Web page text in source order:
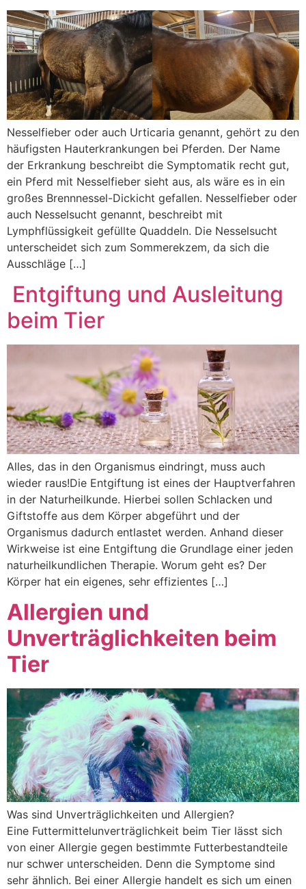
Nesselfieber oder auch Urticaria genannt, gehört zu den
häufigsten Hauterkrankungen bei Pferden. Der Name
der Erkrankung beschreibt die Symptomatik recht gut,
ein Pferd mit Nesselfieber sieht aus, als wäre es in ein
großes Brennnessel-Dickicht gefallen. Nesselfieber oder
auch Nesselsucht genannt, beschreibt mit
Lymphflüssigkeit gefüllte Quaddeln. Die Nesselsucht
unterscheidet sich zum Sommerekzem, da sich die
Ausschläge […]
Entgiftung und Ausleitung
beim Tier
Alles, das in den Organismus eindringt, muss auch
wieder raus!Die Entgiftung ist eines der Hauptverfahren
in der Naturheilkunde. Hierbei sollen Schlacken und
Giftstoffe aus dem Körper abgeführt und der
Organismus dadurch entlastet werden. Anhand dieser
Wirkweise ist eine Entgiftung die Grundlage einer jeden
naturheilkundlichen Therapie. Worum geht es? Der
Körper hat ein eigenes, sehr effizientes […]
Allergien und
Unverträglichkeiten beim
Tier
Was sind Unverträglichkeiten und Allergien?
Eine Futtermittelunverträglichkeit beim Tier lässt sich
von einer Allergie gegen bestimmte Futterbestandteile
nur schwer unterscheiden. Denn die Symptome sind
sehr ähnlich. Bei einer Allergie handelt es sich um einen